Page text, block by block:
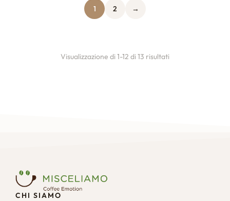
1 2 →
Visualizzazione di 1-12 di 13 risultati
CHI SIAMO